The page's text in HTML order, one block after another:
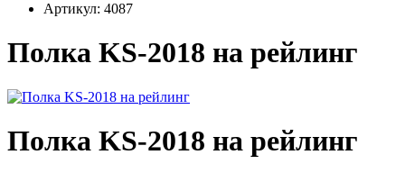
Артикул: 4087
Полка KS-2018 на рейлинг
Полка KS-2018 на рейлинг